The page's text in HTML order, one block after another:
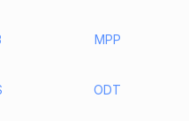
MPP
ODT